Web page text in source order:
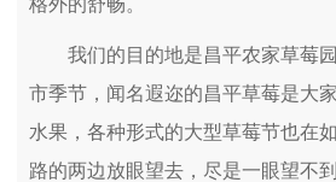
格外的舒畅。
我们的目的地是昌平农家草莓
市季节，闻名遐迩的昌平草莓是大
水果，各种形式的大型草莓节也在
路的两边放眼望去，尽是一眼望不